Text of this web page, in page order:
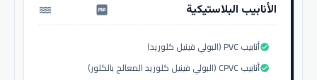
الأنابيب البلاستيكية water_pump
أنابيب PVC (البولي فينيل كلوريد)check_circle
أنابيب CPVC (البولي فينيل كلوريد المعالج بالكلور)check_circle